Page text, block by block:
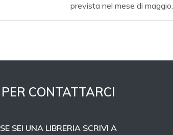
prevista nel mese di maggio.
PER CONTATTARCI
SE SEI UNA LIBRERIA SCRIVI A